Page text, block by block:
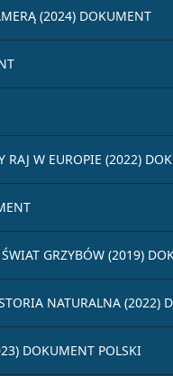
(2024) DOKUMENT
RAJ W EUROPIE (2022)
GRZYBÓW (2019)
NATURALNA (2022)
DOKUMENT POLSKI